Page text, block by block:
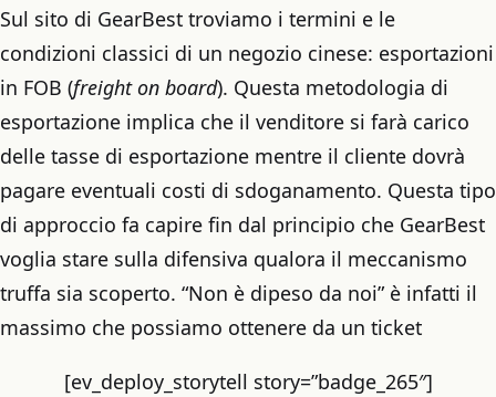
Sul sito di GearBest troviamo i termini e le
condizioni classici di un negozio cinese: esportazioni
in FOB (freight on board). Questa metodologia di
esportazione implica che il venditore si farà carico
delle tasse di esportazione mentre il cliente dovrà
pagare eventuali costi di sdoganamento. Questa tipo
di approccio fa capire fin dal principio che GearBest
voglia stare sulla difensiva qualora il meccanismo
truffa sia scoperto. “Non è dipeso da noi” è infatti il
massimo che possiamo ottenere da un ticket
[ev_deploy_storytell story=”badge_265″]